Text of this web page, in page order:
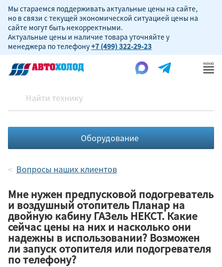
Мы стараемся поддерживать актуальные цены на сайте,
но в связи с текущей экономической ситуацией цены на
сайте могут быть некорректными.
Актуальные цены и наличие товара уточняйте у
менеджера по телефону+7 (499) 322-29-23
Оборудование
Вопросы наших клиентов
Мне нужен предпусковой подогреватель
и воздушный отопитель Планар на
двойную кабину ГАЗель НЕКСТ. Какие
сейчас цены на них и насколько они
надежны в использовании? Возможен
ли запуск отопителя или подогревателя
по телефону?